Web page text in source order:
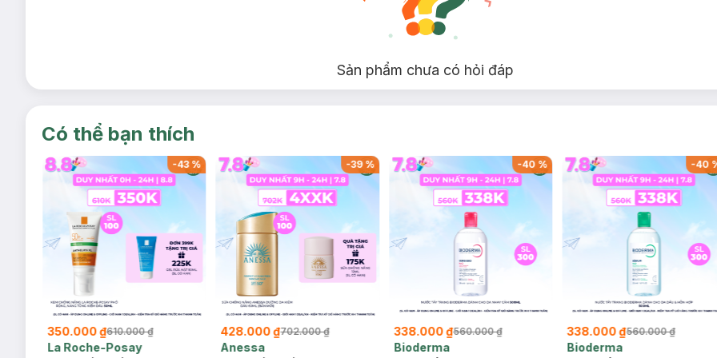
Sản phẩm chưa có hỏi đáp
Có thể bạn thích
-40
560.000 ₫
-40
338.000 ₫ 560.000 ₫
Bioderma
-33
327.000 ₫ 490.000 ₫
-53
139.000 ₫ 298.000 ₫ 145.000 ₫